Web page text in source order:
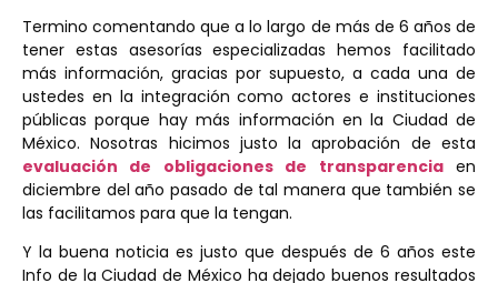
Termino comentando que a lo largo de más de 6 años de
tener estas asesorías especializadas hemos facilitado
más información, gracias por supuesto, a cada una de
ustedes en la integración como actores e instituciones
públicas porque hay más información en la Ciudad de
México. Nosotras hicimos justo la aprobación de esta
evaluación de obligaciones de transparenciaen
diciembre del año pasado de tal manera que también se
las facilitamos para que la tengan.
Y la buena noticia es justo que después de 6 años este
Info de la Ciudad de México ha dejado buenos resultados